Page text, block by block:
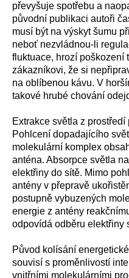
převyšuje spotřebu a
původní publikaci autoři
musí být na výskyt šumu
neboť nezvládnou-li
fluktuace, hrozí poškození
zákazníkovi, že si
na oblíbenou kávu. V
takové hrubé chování
Extrakce světla z
Pohlcení dopadajícího
molekulární komplex
anténa. Absorpce světla
elektřiny do sítě. Mimo
antény v přepravě
postupně vybuzených
energie z antény
odpovídá odběru elektřiny
Původ kolísání
souvisí s proměnlivostí
vnitřními molekulárními